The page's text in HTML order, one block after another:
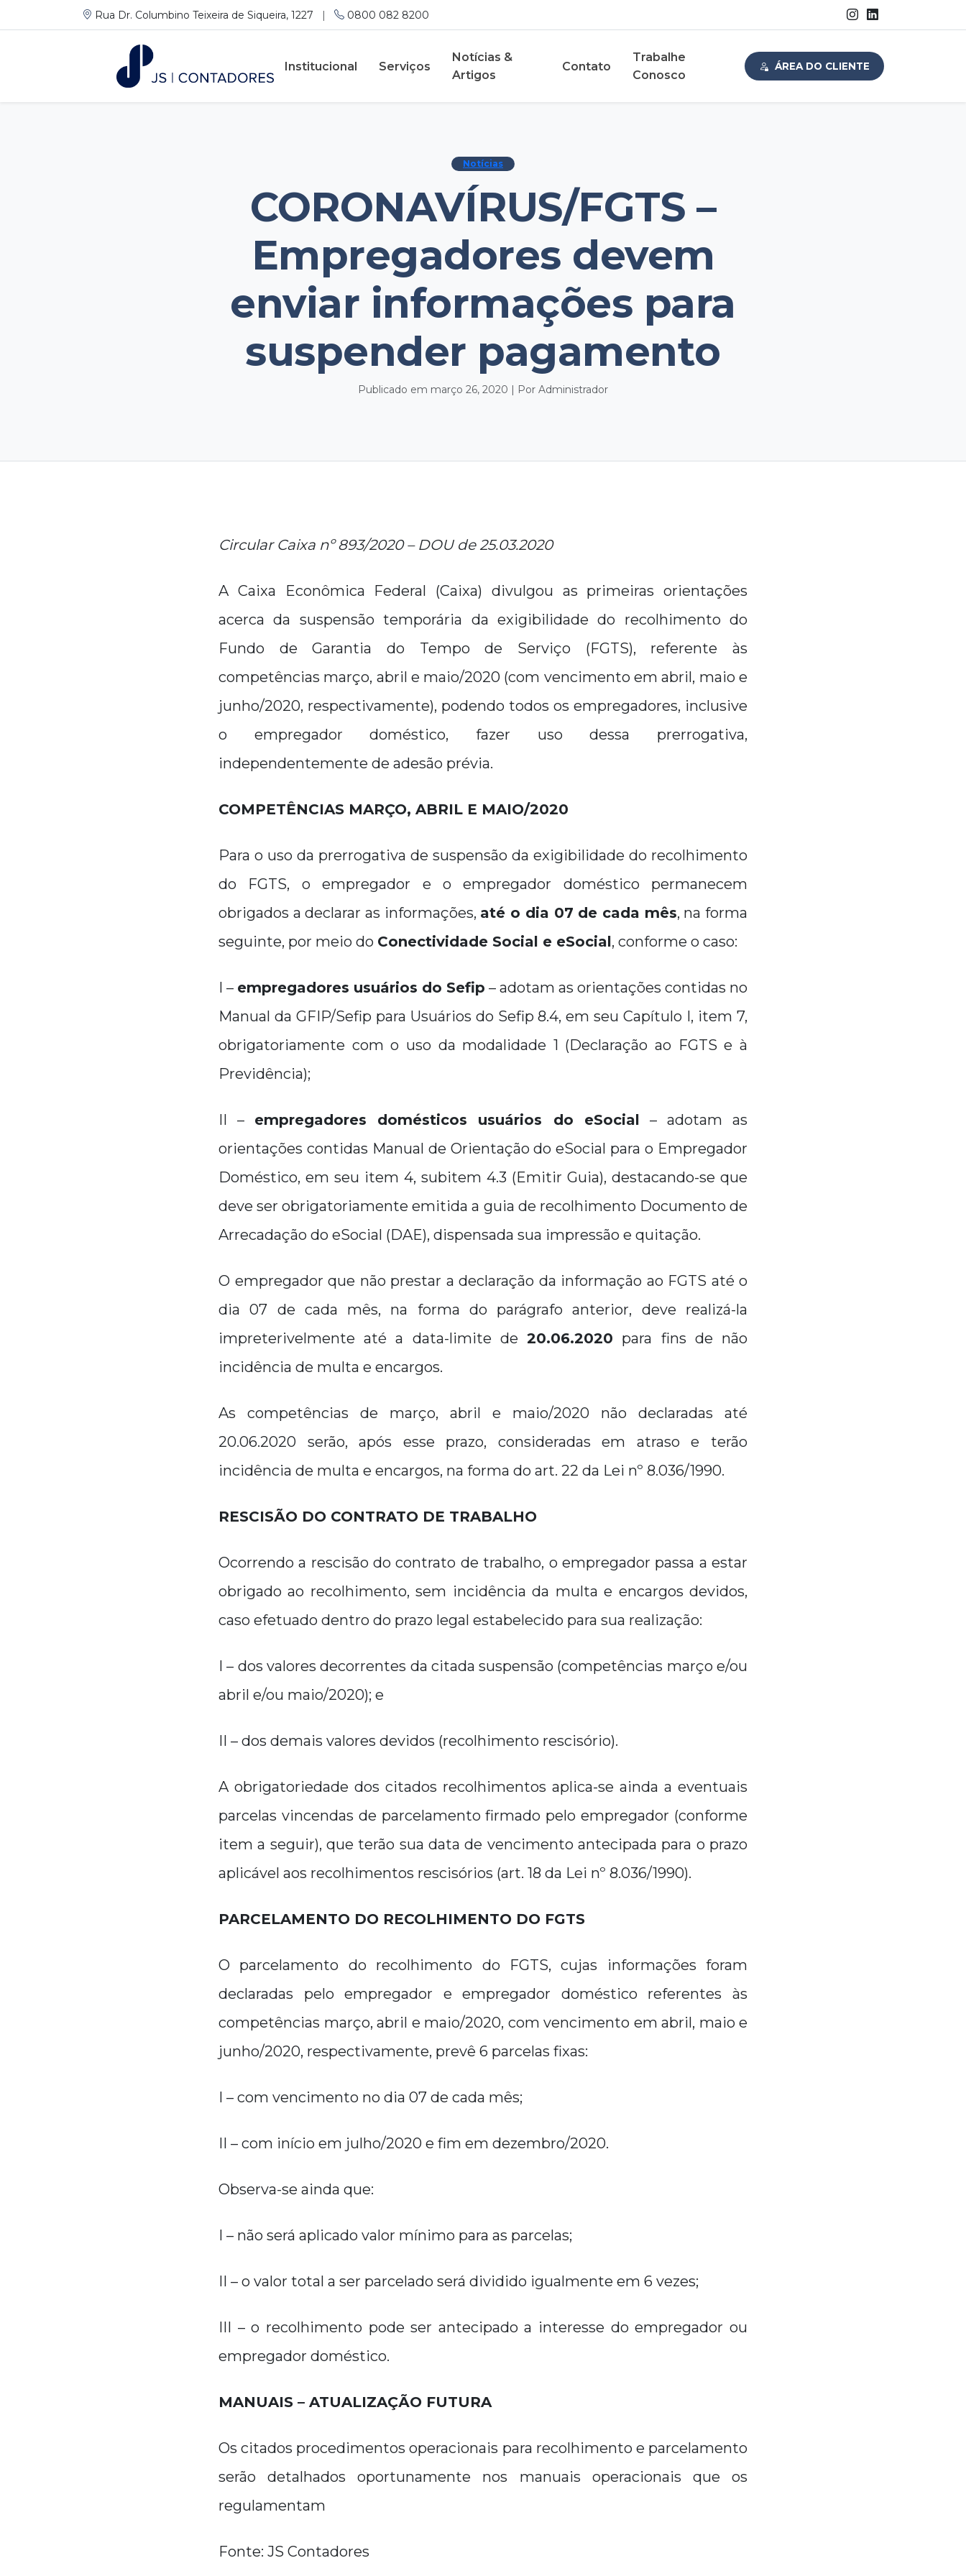
Rua Dr. Columbino Teixeira de Siqueira, 1227 | 0800 082 8200
Institucional Serviços
Notícias &
Artigos
Contato
Trabalhe
Conosco
ÁREA DO CLIENTE
Notícias
CORONAVÍRUS/FGTS –
Empregadores devem
enviar informações para
suspender pagamento
Publicado em março 26, 2020 | Por Administrador
Circular Caixa nº 893/2020 – DOU de 25.03.2020
A Caixa Econômica Federal (Caixa) divulgou as primeiras orientações
acerca da suspensão temporária da exigibilidade do recolhimento do
Fundo de Garantia do Tempo de Serviço (FGTS), referente às
competências março, abril e maio/2020 (com vencimento em abril, maio e
junho/2020, respectivamente), podendo todos os empregadores, inclusive
o empregador doméstico, fazer uso dessa prerrogativa,
independentemente de adesão prévia.
COMPETÊNCIAS MARÇO, ABRIL E MAIO/2020
Para o uso da prerrogativa de suspensão da exigibilidade do recolhimento
do FGTS, o empregador e o empregador doméstico permanecem
obrigados a declarar as informações, até o dia 07 de cada mês, na forma
seguinte, por meio do Conectividade Social e eSocial, conforme o caso:
I – empregadores usuários do Sefip – adotam as orientações contidas no
Manual da GFIP/Sefip para Usuários do Sefip 8.4, em seu Capítulo I, item 7,
obrigatoriamente com o uso da modalidade 1 (Declaração ao FGTS e à
Previdência);
II – empregadores domésticos usuários do eSocial – adotam as
orientações contidas Manual de Orientação do eSocial para o Empregador
Doméstico, em seu item 4, subitem 4.3 (Emitir Guia), destacando-se que
deve ser obrigatoriamente emitida a guia de recolhimento Documento de
Arrecadação do eSocial (DAE), dispensada sua impressão e quitação.
O empregador que não prestar a declaração da informação ao FGTS até o
dia 07 de cada mês, na forma do parágrafo anterior, deve realizá-la
impreterivelmente até a data-limite de20.06.2020 para fins de não
incidência de multa e encargos.
As competências de março, abril e maio/2020 não declaradas até
20.06.2020 serão, após esse prazo, consideradas em atraso e terão
incidência de multa e encargos, na forma do art. 22 da Lei nº 8.036/1990.
RESCISÃO DO CONTRATO DE TRABALHO
Ocorrendo a rescisão do contrato de trabalho, o empregador passa a estar
obrigado ao recolhimento, sem incidência da multa e encargos devidos,
caso efetuado dentro do prazo legal estabelecido para sua realização:
I – dos valores decorrentes da citada suspensão (competências março e/ou
abril e/ou maio/2020); e
II – dos demais valores devidos (recolhimento rescisório).
A obrigatoriedade dos citados recolhimentos aplica-se ainda a eventuais
parcelas vincendas de parcelamento firmado pelo empregador (conforme
item a seguir), que terão sua data de vencimento antecipada para o prazo
aplicável aos recolhimentos rescisórios (art. 18 da Lei nº 8.036/1990).
PARCELAMENTO DO RECOLHIMENTO DO FGTS
O parcelamento do recolhimento do FGTS, cujas informações foram
declaradas pelo empregador e empregador doméstico referentes às
competências março, abril e maio/2020, com vencimento em abril, maio e
junho/2020, respectivamente, prevê 6 parcelas fixas:
I – com vencimento no dia 07 de cada mês;
II – com início em julho/2020 e fim em dezembro/2020.
Observa-se ainda que:
I – não será aplicado valor mínimo para as parcelas;
II – o valor total a ser parcelado será dividido igualmente em 6 vezes;
III – o recolhimento pode ser antecipado a interesse do empregador ou
empregador doméstico.
MANUAIS – ATUALIZAÇÃO FUTURA
Os citados procedimentos operacionais para recolhimento e parcelamento
serão detalhados oportunamente nos manuais operacionais que os
regulamentam
Fonte: JS Contadores